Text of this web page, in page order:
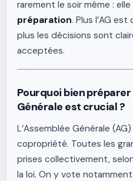
rarement le soir même : elle
préparation. Plus l’AG
plus les décisions sont
acceptées.
Pourquoi bien
Générale est crucial ?
L’Assemblée Générale
copropriété. Toutes les
prises collectivement,
la loi. On y vote notamment